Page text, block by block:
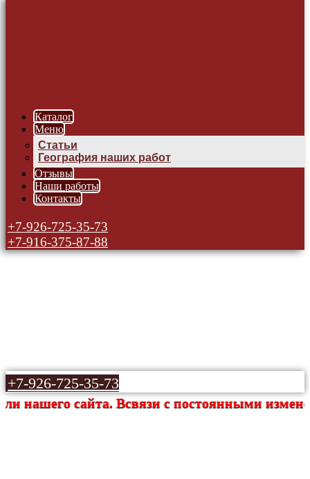
Каталог
Меню
Статьи
География наших работ
Отзывы
Наши работы
Контакты
+7-926-725-35-73
+7-916-375-87-88
+7-926-725-35-73
сайта. Всвязи с постоянными